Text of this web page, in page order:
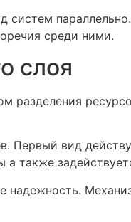
систем
среди ними.
слоя
разделения
Первый вид
а также
надежность.